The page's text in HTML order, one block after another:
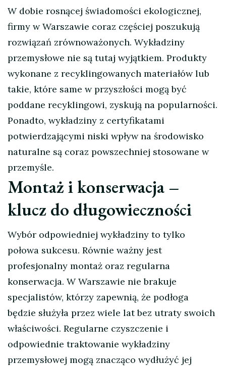
W dobie rosnącej świadomości ekologicznej,
firmy w Warszawie coraz częściej poszukują
rozwiązań zrównoważonych. Wykładziny
przemysłowe nie są tutaj wyjątkiem. Produkty
wykonane z recyklingowanych materiałów lub
takie, które same w przyszłości mogą być
poddane recyklingowi, zyskują na popularności.
Ponadto, wykładziny z certyfikatami
potwierdzającymi niski wpływ na środowisko
naturalne są coraz powszechniej stosowane w
przemyśle.
Montaż i konserwacja –
klucz do długowieczności
Wybór odpowiedniej wykładziny to tylko
połowa sukcesu. Równie ważny jest
profesjonalny montaż oraz regularna
konserwacja. W Warszawie nie brakuje
specjalistów, którzy zapewnią, że podłoga
będzie służyła przez wiele lat bez utraty swoich
właściwości. Regularne czyszczenie i
odpowiednie traktowanie wykładziny
przemysłowej mogą znacząco wydłużyć jej